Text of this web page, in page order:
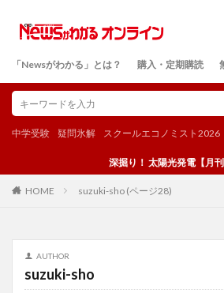
「Newsがわかる」とは？ 購入・定期購読
中学受験 疑問氷解 スクールエコノミスト2026
深掘り！ 太陽光発電【月刊
HOME suzuki-sho (ページ28)
AUTHOR
suzuki-sho
検索